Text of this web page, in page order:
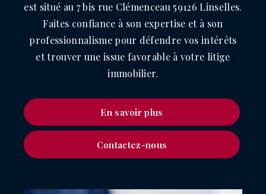
est situé au 7 bis rue Clémenceau 59126 Linselles.
Faites confiance à son expertise et à son
professionnalisme pour défendre vos intérêts
et trouver une issue favorable à votre litige
immobilier.
En savoir plus
Contactez-nous